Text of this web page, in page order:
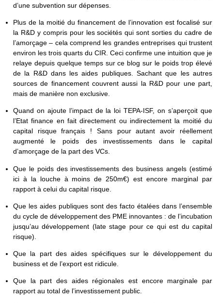
d’une subvention sur dépenses.
Plus de la moitié du financement de l’innovation est focalisé sur
la R&D y compris pour les sociétés qui sont sorties du cadre de
l’amorçage – cela comprend les grandes entreprises qui trustent
environ les trois quarts du CIR. Ceci confirme une intuition que je
relaye depuis quelque temps sur ce blog sur le poids trop élevé
de la R&D dans les aides publiques. Sachant que les autres
sources de financement couvrent aussi la R&D pour une part,
mais de manière non exclusive.
Quand on ajoute l’impact de la loi TEPA-ISF, on s’aperçoit que
l’Etat finance en fait directement ou indirectement la moitié du
capital risque français ! Sans pour autant avoir réellement
augmenté le poids des investissements dans le capital
d’amorçage de la part des VCs.
Que le poids des investissements des business angels (estimé
ici à la louche à moins de 250m€) est encore marginal par
rapport à celui du capital risque.
Que les aides publiques sont des facto étalées dans l’ensemble
du cycle de développement des PME innovantes : de l’incubation
jusqu’au développement (late stage pour ce qui est du capital
risque).
Que la part des aides spécifiques sur le développement du
business et de l’export est ridicule.
Que la part des aides régionales est encore marginale par
rapport au total de l’investissement public.